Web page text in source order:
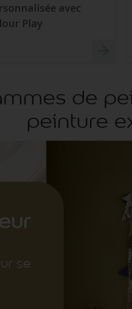
avec
Play
de
peinture
se